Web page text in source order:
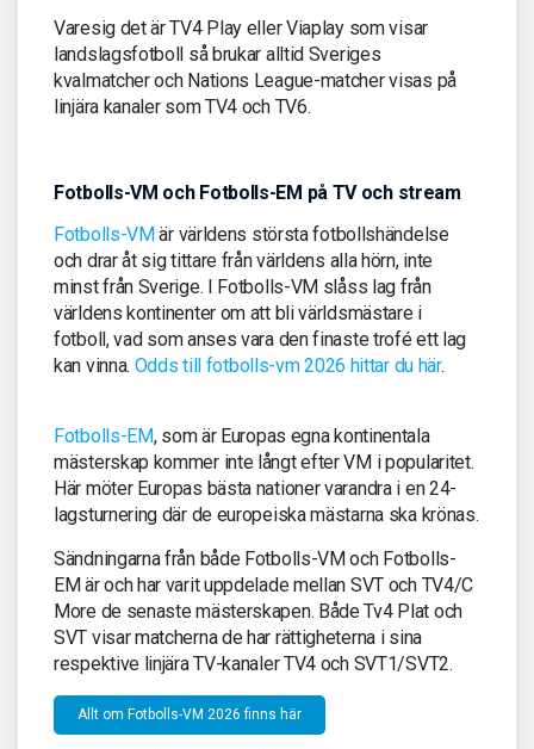
Varesig det är TV4 Play eller Viaplay som visar
landslagsfotboll så brukar alltid Sveriges
kvalmatcher och Nations League-matcher visas på
linjära kanaler som TV4 och TV6.
Fotbolls-VM och Fotbolls-EM på TV och stream
Fotbolls-VMär världens största fotbollshändelse
och drar åt sig tittare från världens alla hörn, inte
minst från Sverige. I Fotbolls-VM slåss lag från
världens kontinenter om att bli världsmästare i
fotboll, vad som anses vara den finaste trofé ett lag
kan vinna. Odds till fotbolls-vm 2026 hittar du här.
Fotbolls-EM, som är Europas egna kontinentala
mästerskap kommer inte långt efter VM i popularitet.
Här möter Europas bästa nationer varandra i en 24-
lagsturnering där de europeiska mästarna ska krönas.
Sändningarna från både Fotbolls-VM och Fotbolls-
EM är och har varit uppdelade mellan SVT och TV4/C
More de senaste mästerskapen. Både Tv4 Plat och
SVT visar matcherna de har rättigheterna i sina
respektive linjära TV-kanaler TV4 och SVT1/SVT2.
Allt om Fotbolls-VM 2026 finns här